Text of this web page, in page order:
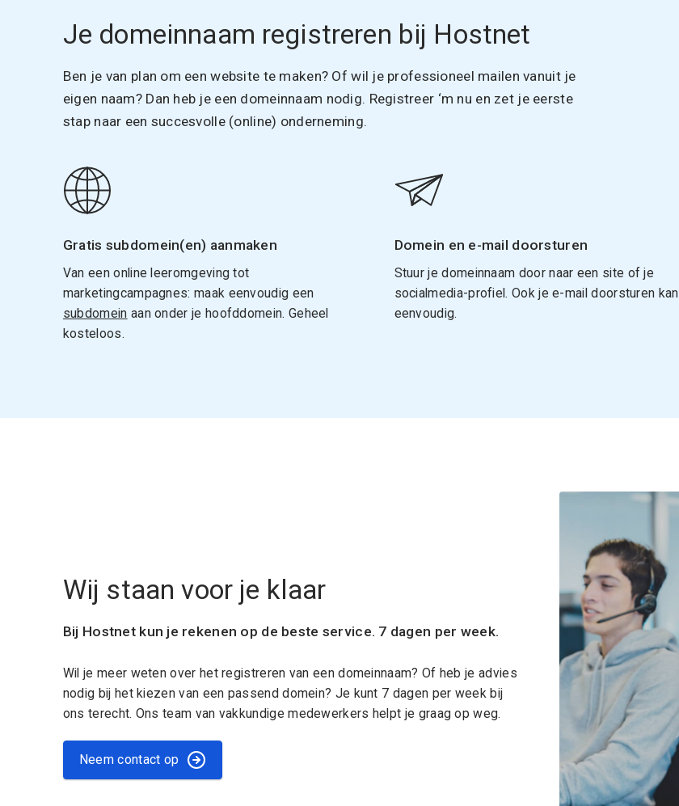
Je domeinnaam registreren bij Hostnet
Ben je van plan om een website te maken? Of wil je professioneel mailen vanuit je
eigen naam? Dan heb je een domeinnaam nodig. Registreer ‘m nu en zet je eerste
stap naar een succesvolle (online) onderneming.
Gratis subdomein(en) aanmaken
Van een online leeromgeving tot
marketingcampagnes: maak eenvoudig een
subdomein aan onder je hoofddomein. Geheel
kosteloos.
Domein en e-mail doorsturen
Stuur je domeinnaam door naar een site of je
socialmedia-profiel. Ook je e-mail doorsturen kan
eenvoudig.
Wij staan voor je klaar
Bij Hostnet kun je rekenen op de beste service. 7 dagen per week.
Wil je meer weten over het registreren van een domeinnaam? Of heb je advies
nodig bij het kiezen van een passend domein? Je kunt 7 dagen per week bij
ons terecht. Ons team van vakkundige medewerkers helpt je graag op weg.
Neem contact op